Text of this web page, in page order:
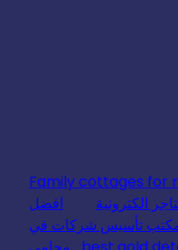
Family cottages for
الكترونية
افضل
تأسيس شركات في